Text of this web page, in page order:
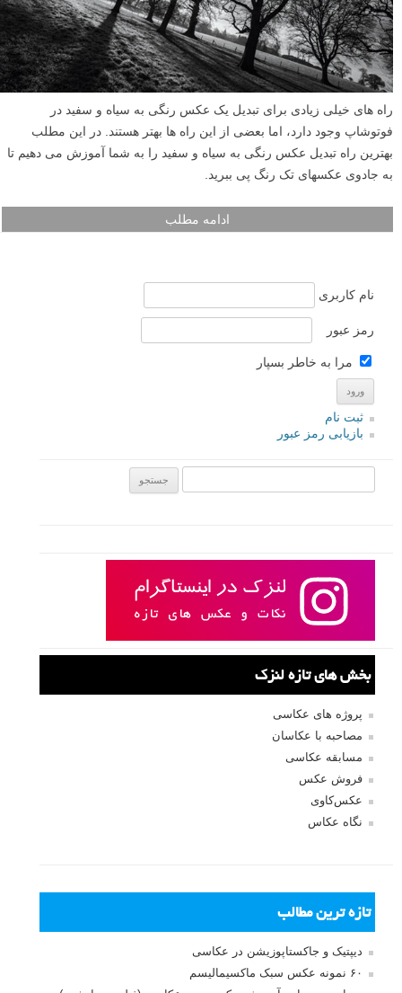
راه های خیلی زیادی برای تبدیل یک عکس رنگی به سیاه و سفید در
فوتوشاپ وجود دارد، اما بعضی از این راه ها بهتر هستند. در این مطلب
بهترین راه تبدیل عکس رنگی به سیاه و سفید را به شما آموزش می دهیم تا
به جادوی عکسهای تک رنگ پی ببرید.
ادامه مطلب
نام کاربری
رمز عبور
مرا به خاطر بسپار
ثبت نام
بازیابی رمز عبور
بخش های تازه لنزک
پروژه های عکاسی
مصاحبه با عکاسان
مسابقه عکاسی
فروش عکس
عکس‌کاوی
نگاه عکاس
تازه ترین مطالب
دیپتیک و جاکستا‌پوزیشن در عکاسی
۶۰ نمونه عکس سبک ماکسیمالیسم